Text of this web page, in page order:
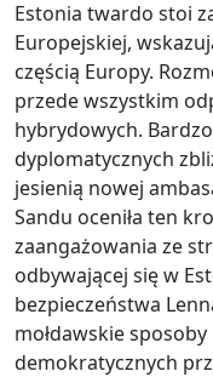
Estonia twardo stoi
Europejskiej,
częścią Europy.
przede wszystkim
hybrydowych.
dyplomatycznych
jesienią nowej
Sandu oceniła ten
zaangażowania ze
odbywającej się w
bezpieczeństwa
mołdawskie
demokratycznych